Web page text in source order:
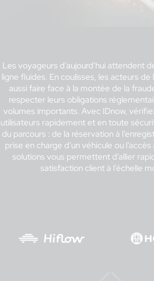
Les voyageurs d’aujourd’hui attendent
ligne fluides. En coulisses, les acteurs
aussi faire face à la montée de la
respecter leurs obligations
volumes importants. Avec IDnow,
utilisateurs rapidement et en toute
du parcours : de la réservation à
prise en charge d’un véhicule ou
solutions vous permettent d’allier
satisfaction client à l’échelle